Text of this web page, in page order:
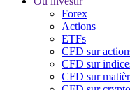
Forex
Actions
ETFs
CFD sur
CFD sur
CFD sur